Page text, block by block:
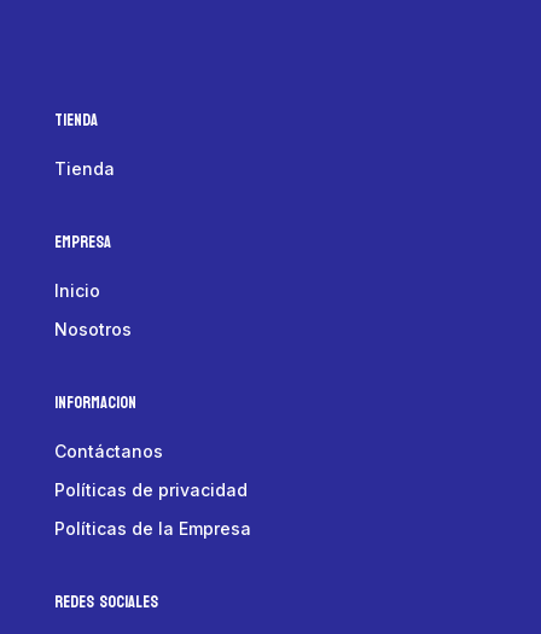
Tienda
Tienda
Empresa
Inicio
Nosotros
Informacion
Contáctanos
Políticas de privacidad
Políticas de la Empresa
Redes Sociales